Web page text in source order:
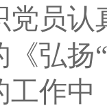
党员
《弘
工作